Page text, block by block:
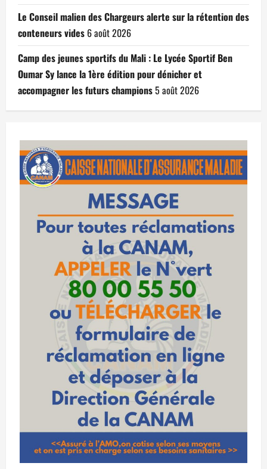
Le Conseil malien des Chargeurs alerte sur la rétention des
conteneurs vides 6 août 2026
Camp des jeunes sportifs du Mali : Le Lycée Sportif Ben
Oumar Sy lance la 1ère édition pour dénicher et
accompagner les futurs champions5 août 2026